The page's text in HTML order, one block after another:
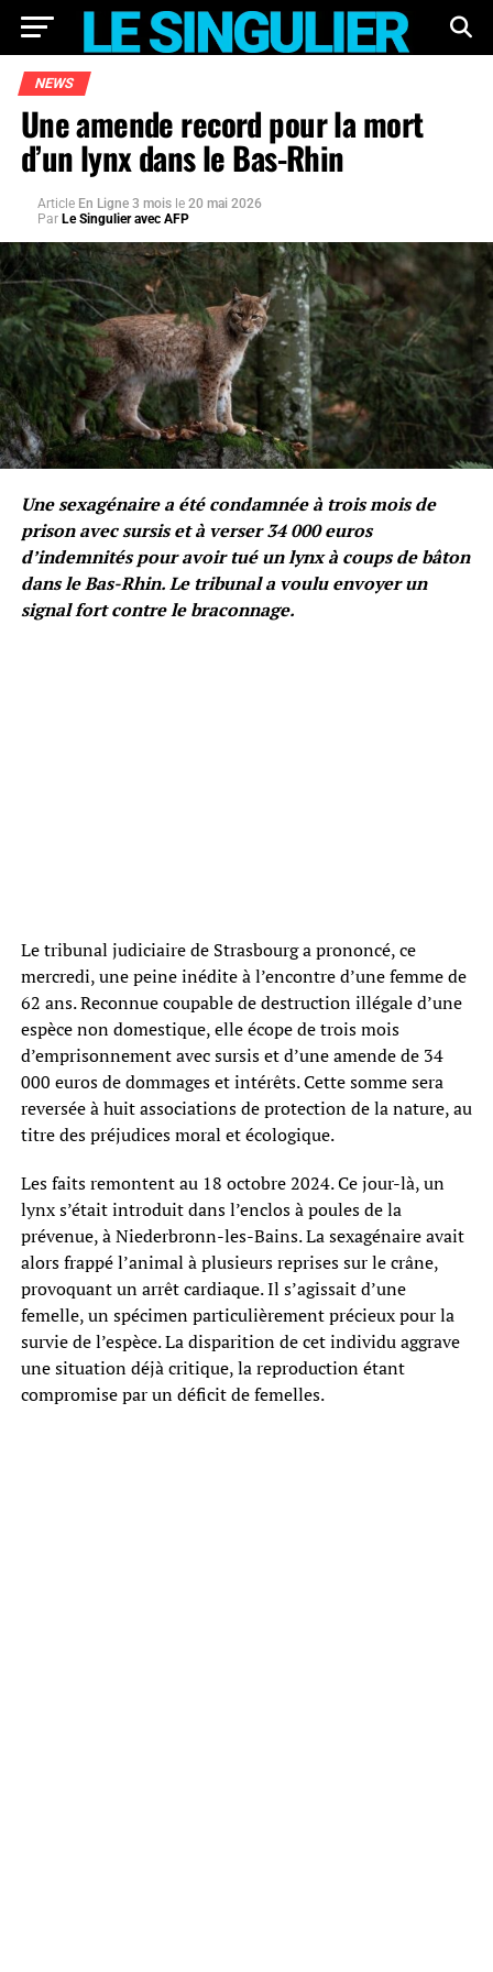
NEWS
Une amende record pour la mort
d’un lynx dans le Bas-Rhin
Article En Ligne 3 mois le 20 mai 2026
Par Le Singulier avec AFP
Une sexagénaire a été condamnée à trois mois de
prison avec sursis et à verser 34 000 euros
d’indemnités pour avoir tué un lynx à coups de bâton
dans le Bas-Rhin. Le tribunal a voulu envoyer un
signal fort contre le braconnage.
Le tribunal judiciaire de Strasbourg a prononcé, ce
mercredi, une peine inédite à l’encontre d’une femme de
62 ans. Reconnue coupable de destruction illégale d’une
espèce non domestique, elle écope de trois mois
d’emprisonnement avec sursis et d’une amende de 34
000 euros de dommages et intérêts. Cette somme sera
reversée à huit associations de protection de la nature, au
titre des préjudices moral et écologique.
Les faits remontent au 18 octobre 2024. Ce jour-là, un
lynx s’était introduit dans l’enclos à poules de la
prévenue, à Niederbronn-les-Bains. La sexagénaire avait
alors frappé l’animal à plusieurs reprises sur le crâne,
provoquant un arrêt cardiaque. Il s’agissait d’une
femelle, un spécimen particulièrement précieux pour la
survie de l’espèce. La disparition de cet individu aggrave
une situation déjà critique, la reproduction étant
compromise par un déficit de femelles.